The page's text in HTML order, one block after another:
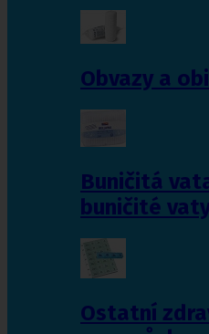
Obvazy a
Buničitá
buničité
Ostatní